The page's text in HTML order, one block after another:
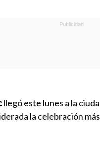
llegó este lunes a la
la celebración